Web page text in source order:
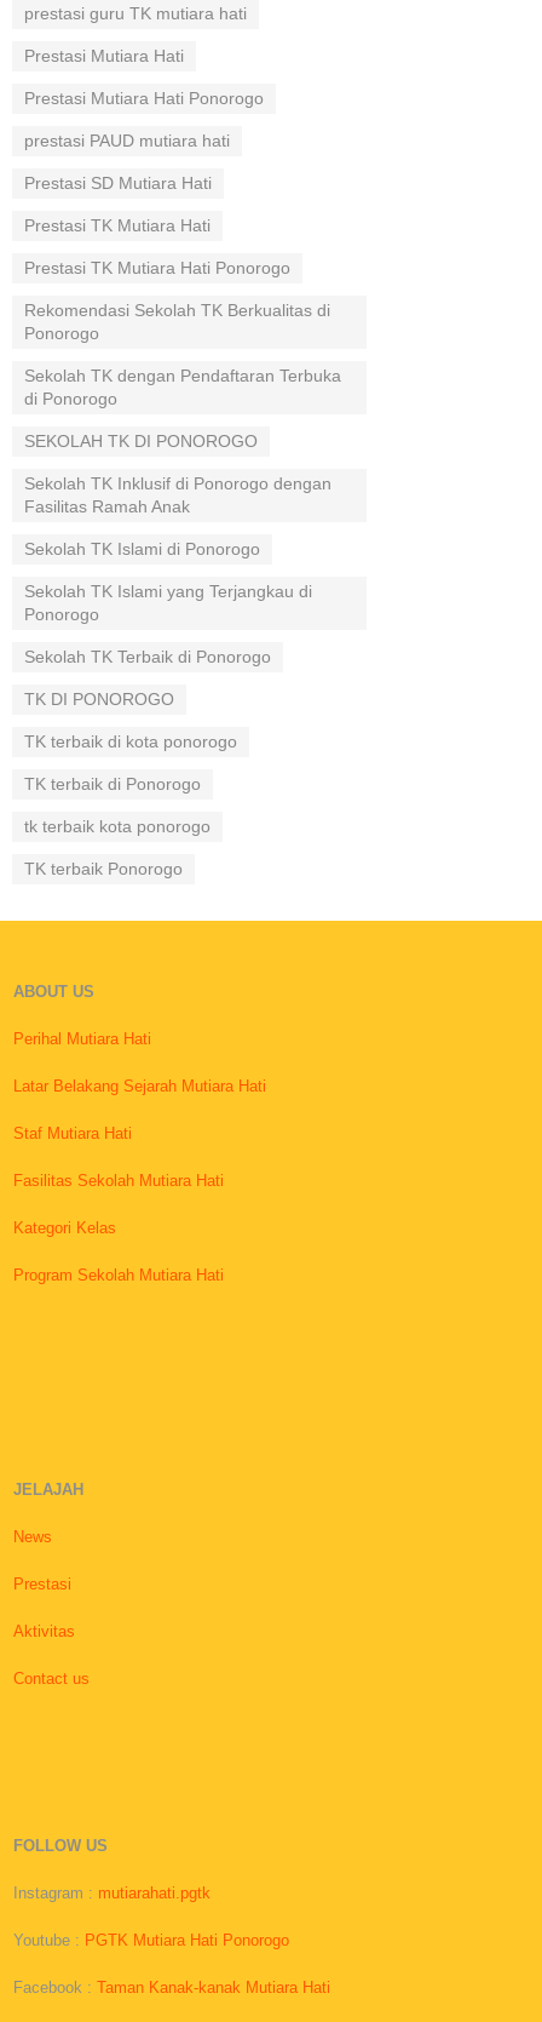
prestasi guru TK mutiara hati
Prestasi Mutiara Hati
Prestasi Mutiara Hati Ponorogo
prestasi PAUD mutiara hati
Prestasi SD Mutiara Hati
Prestasi TK Mutiara Hati
Prestasi TK Mutiara Hati Ponorogo
Rekomendasi Sekolah TK Berkualitas di
Ponorogo
Sekolah TK dengan Pendaftaran Terbuka
di Ponorogo
SEKOLAH TK DI PONOROGO
Sekolah TK Inklusif di Ponorogo dengan
Fasilitas Ramah Anak
Sekolah TK Islami di Ponorogo
Sekolah TK Islami yang Terjangkau di
Ponorogo
Sekolah TK Terbaik di Ponorogo
TK DI PONOROGO
TK terbaik di kota ponorogo
TK terbaik di Ponorogo
tk terbaik kota ponorogo
TK terbaik Ponorogo
ABOUT US
Perihal Mutiara Hati
Latar Belakang Sejarah Mutiara Hati
Staf Mutiara Hati
Fasilitas Sekolah Mutiara Hati
Kategori Kelas
Program Sekolah Mutiara Hati
JELAJAH
News
Prestasi
Aktivitas
Contact us
FOLLOW US
Instagram : mutiarahati.pgtk
Youtube : PGTK Mutiara Hati Ponorogo
Facebook :Taman Kanak-kanak Mutiara Hati